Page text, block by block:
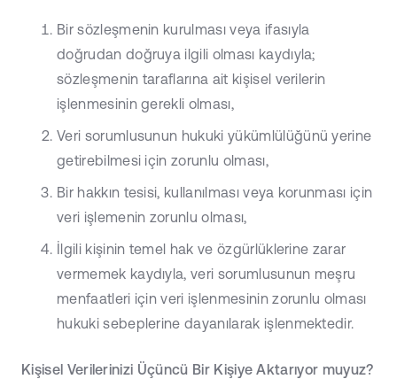
Bir sözleşmenin kurulması veya ifasıyla
doğrudan doğruya ilgili olması kaydıyla;
sözleşmenin taraflarına ait kişisel verilerin
işlenmesinin gerekli olması,
Veri sorumlusunun hukuki yükümlülüğünü yerine
getirebilmesi için zorunlu olması,
Bir hakkın tesisi, kullanılması veya korunması için
veri işlemenin zorunlu olması,
İlgili kişinin temel hak ve özgürlüklerine zarar
vermemek kaydıyla, veri sorumlusunun meşru
menfaatleri için veri işlenmesinin zorunlu olması
hukuki sebeplerine dayanılarak işlenmektedir.
Kişisel Verilerinizi Üçüncü Bir Kişiye Aktarıyor muyuz?